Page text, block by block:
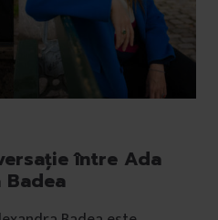
între Ada
Badea